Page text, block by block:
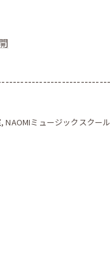
NAOMIミュージックスクー